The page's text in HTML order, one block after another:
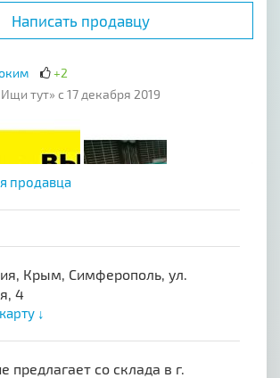
Написать продавцу
+2
тут» с 17 декабря 2019
продавца
Крым, Симферополь, ул.
4
↓
предлагает со склада в г.